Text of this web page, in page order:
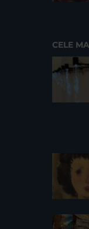
CELE